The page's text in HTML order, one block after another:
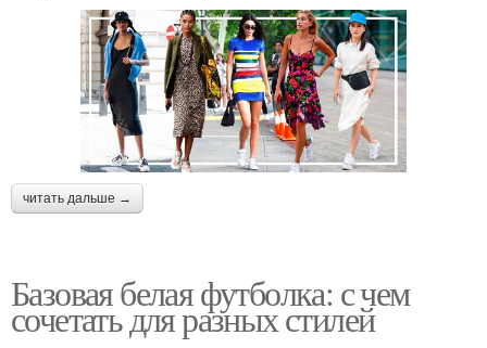
читать дальше →
Базовая белая футболка: с чем
сочетать для разных стилей